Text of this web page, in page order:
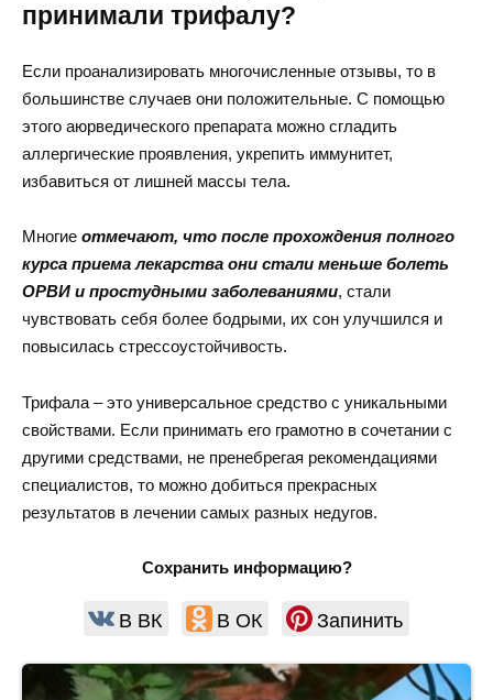
принимали трифалу?
Если проанализировать многочисленные отзывы, то в
большинстве случаев они положительные. С помощью
этого аюрведического препарата можно сгладить
аллергические проявления, укрепить иммунитет,
избавиться от лишней массы тела.
Многие отмечают, что после прохождения полного
курса приема лекарства они стали меньше болеть
ОРВИ и простудными заболеваниями, стали
чувствовать себя более бодрыми, их сон улучшился и
повысилась стрессоустойчивость.
Трифала – это универсальное средство с уникальными
свойствами. Если принимать его грамотно в сочетании с
другими средствами, не пренебрегая рекомендациями
специалистов, то можно добиться прекрасных
результатов в лечении самых разных недугов.
Сохранить информацию?
В ВК В ОК Запинить